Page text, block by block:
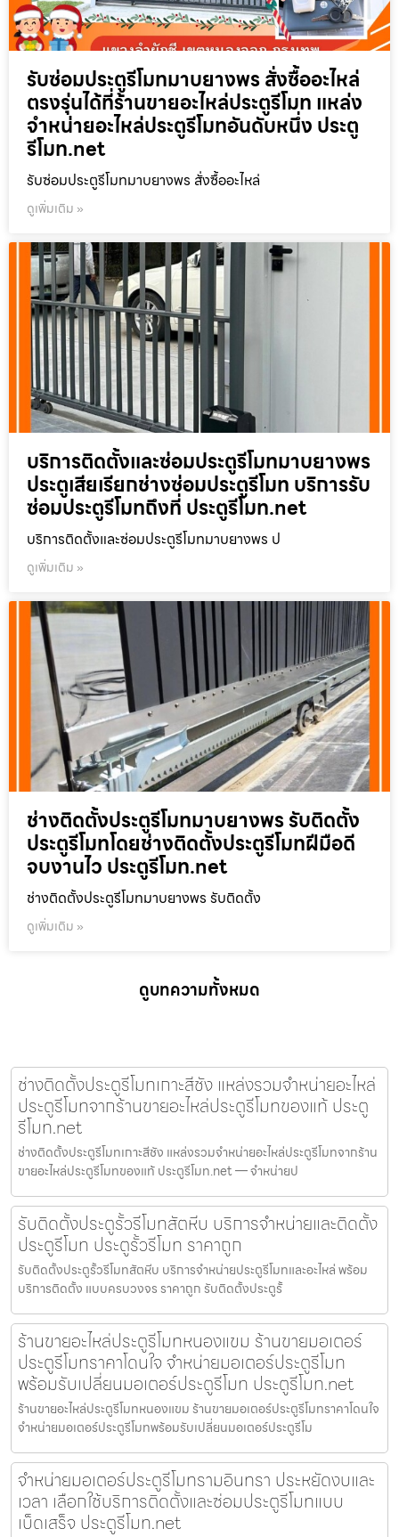
รับซ่อมประตูรีโมทมาบยางพร สั่งซื้ออะไหล่
ตรงรุ่นได้ที่ร้านขายอะไหล่ประตูรีโมท แหล่ง
จำหน่ายอะไหล่ประตูรีโมทอันดับหนึ่ง ประตู
รีโมท.net
รับซ่อมประตูรีโมทมาบยางพร สั่งซื้ออะไหล่
ดูเพิ่มเติม »
บริการติดตั้งและซ่อมประตูรีโมทมาบยางพร
ประตูเสียเรียกช่างซ่อมประตูรีโมท บริการรับ
ซ่อมประตูรีโมทถึงที่ ประตูรีโมท.net
บริการติดตั้งและซ่อมประตูรีโมทมาบยางพร ป
ดูเพิ่มเติม »
ช่างติดตั้งประตูรีโมทมาบยางพร รับติดตั้ง
ประตูรีโมทโดยช่างติดตั้งประตูรีโมทฝีมือดี
จบงานไว ประตูรีโมท.net
ช่างติดตั้งประตูรีโมทมาบยางพร รับติดตั้ง
ดูเพิ่มเติม »
ดูบทความทั้งหมด
ช่างติดตั้งประตูรีโมทเกาะสีชัง แหล่งรวมจำหน่ายอะไหล่
ประตูรีโมทจากร้านขายอะไหล่ประตูรีโมทของแท้ ประตู
รีโมท.net
ช่างติดตั้งประตูรีโมทเกาะสีชัง แหล่งรวมจำหน่ายอะไหล่ประตูรีโมทจากร้าน
ขายอะไหล่ประตูรีโมทของแท้ ประตูรีโมท.net — จำหน่ายป
รับติดตั้งประตูรั้วรีโมทสัตหีบ บริการจำหน่ายและติดตั้ง
ประตูรีโมท ประตูรั้วรีโมท ราคาถูก
รับติดตั้งประตูรั้วรีโมทสัตหีบ บริการจำหน่ายประตูรีโมทและอะไหล่ พร้อม
บริการติดตั้ง แบบครบวงจร ราคาถูก รับติดตั้งประตูรั้
ร้านขายอะไหล่ประตูรีโมทหนองแขม ร้านขายมอเตอร์
ประตูรีโมทราคาโดนใจ จำหน่ายมอเตอร์ประตูรีโมท
พร้อมรับเปลี่ยนมอเตอร์ประตูรีโมท ประตูรีโมท.net
ร้านขายอะไหล่ประตูรีโมทหนองแขม ร้านขายมอเตอร์ประตูรีโมทราคาโดนใจ
จำหน่ายมอเตอร์ประตูรีโมทพร้อมรับเปลี่ยนมอเตอร์ประตูรีโม
จำหน่ายมอเตอร์ประตูรีโมทรามอินทรา ประหยัดงบและ
เวลา เลือกใช้บริการติดตั้งและซ่อมประตูรีโมทแบบ
เบ็ดเสร็จ ประตูรีโมท.net